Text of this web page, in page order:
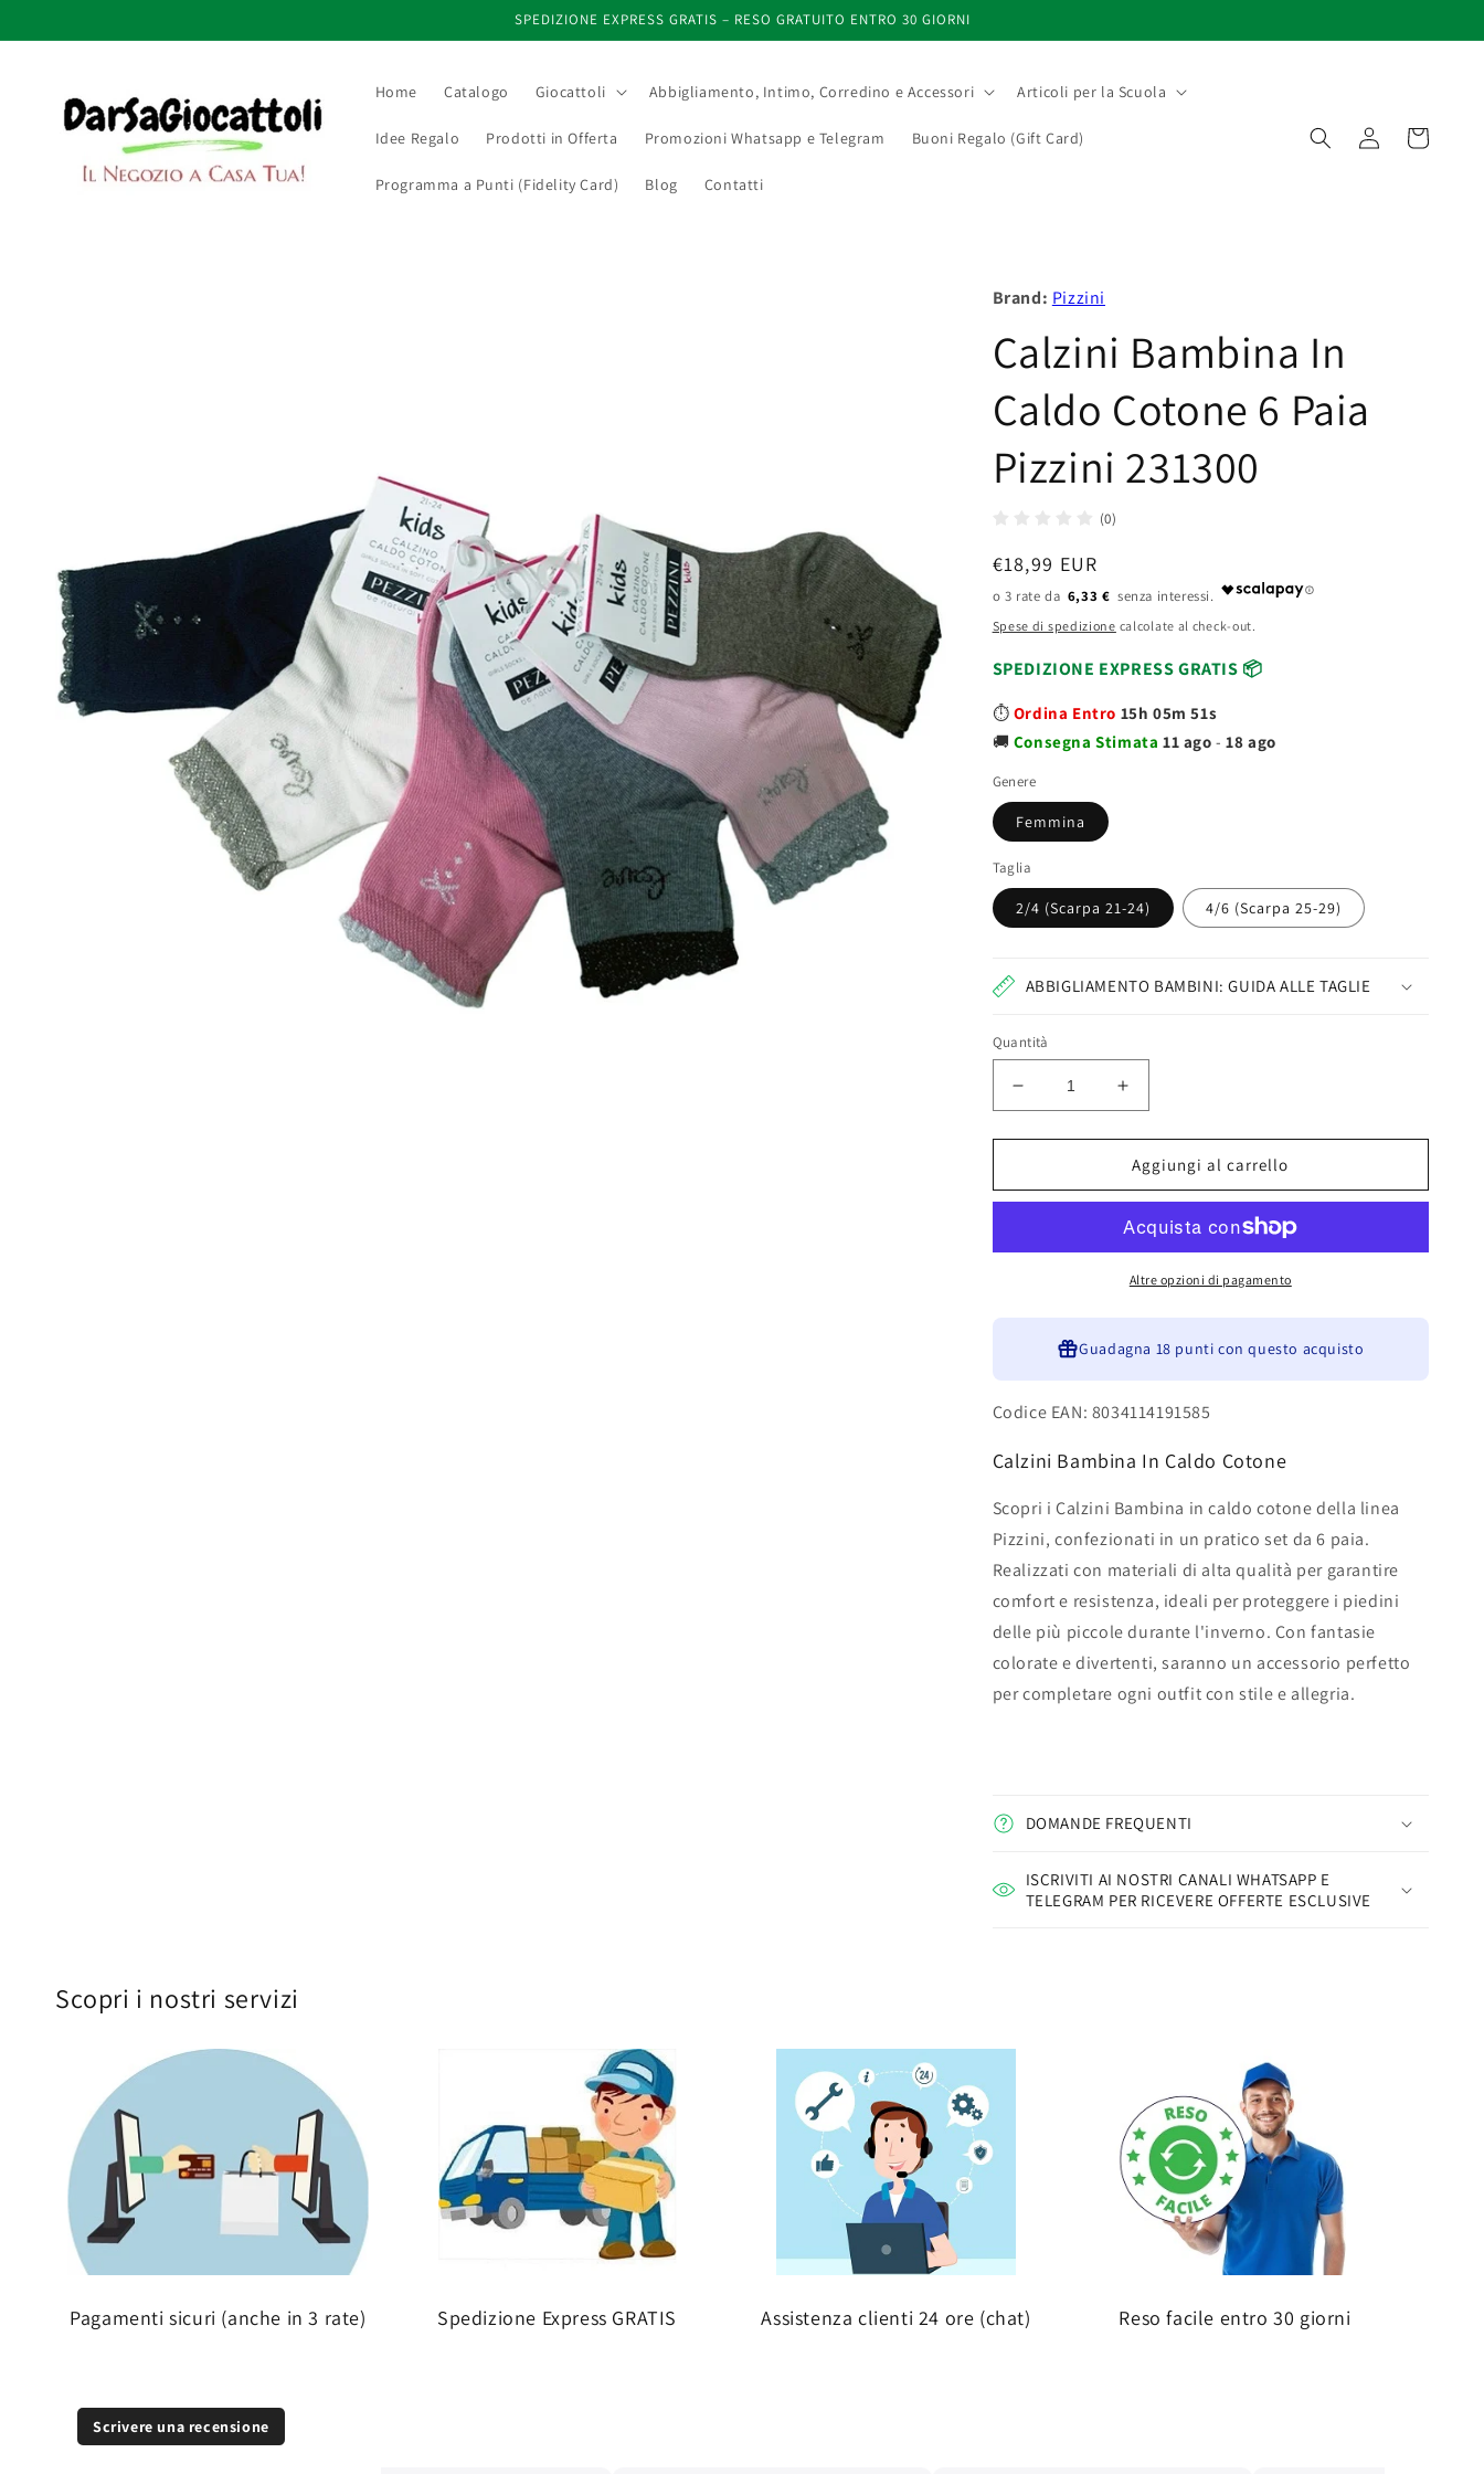
ai contenuti
SPEDIZIONE EXPRESS GRATIS – RESO GRATUITO ENTRO 30 GIORNI
Home Catalogo Giocattoli Abbigliamento, Intimo, Corredino e Accessori Articoli per la Scuola
Idee Regalo Prodotti in Offerta Promozioni Whatsapp e Telegram Buoni Regalo (Gift Card)
Programma a Punti (Fidelity Card) Blog Contatti
Accedi Carrello
Brand: Pizzini
Calzini Bambina In
Caldo Cotone 6 Paia
Pizzini 231300
(0)
Prezzo
di
listino
€18,99 EUR
6,33 €
Spese di spedizione calcolate al check-out.
SPEDIZIONE EXPRESS GRATIS 📦
⏱️ Ordina Entro 15h 05m 51s
🚚 Consegna Stimata11 ago -18 ago
Genere
Femmina
Taglia
2/4 (Scarpa 21-24) 4/6 (Scarpa 25-29)
ABBIGLIAMENTO BAMBINI: GUIDA ALLE TAGLIE
Quantità
Diminuisci
quantità
per
Bambina
Cotone
231300
Aumenta
quantità
per
Calzini
Bambina
Caldo
Cotone
6
231300
Aggiungi al carrello
Altre opzioni di pagamento
Guadagna 18 punti con questo acquisto
Codice EAN: 8034114191585
Calzini Bambina In Caldo Cotone
Scopri i Calzini Bambina in caldo cotone della linea
Pizzini, confezionati in un pratico set da 6 paia.
Realizzati con materiali di alta qualità per garantire
comfort e resistenza, ideali per proteggere i piedini
delle più piccole durante l'inverno. Con fantasie
colorate e divertenti, saranno un accessorio perfetto
per completare ogni outfit con stile e allegria.
DOMANDE FREQUENTI
ISCRIVITI AI NOSTRI CANALI WHATSAPP E
TELEGRAM PER RICEVERE OFFERTE ESCLUSIVE
Scopri i nostri servizi
Pagamenti sicuri (anche in 3 rate) Spedizione Express GRATIS Assistenza clienti 24 ore (chat) Reso facile entro 30 giorni
Scrivere una recensione